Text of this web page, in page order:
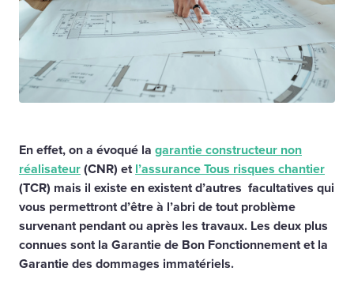
En effet, on a évoqué la garantie constructeur non
réalisateur(CNR) etl’assurance Tous risques chantier
(TCR) mais il existe en existent d’autres facultatives qui
vous permettront d’être à l’abri de tout problème
survenant pendant ou après les travaux. Les deux plus
connues sont la Garantie de Bon Fonctionnement et la
Garantie des dommages immatériels.